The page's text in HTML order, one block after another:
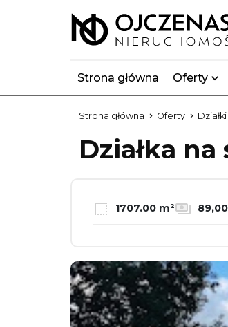
Strona główna Oferty
Strona główna Oferty Działki
Działka
1707.00 m²